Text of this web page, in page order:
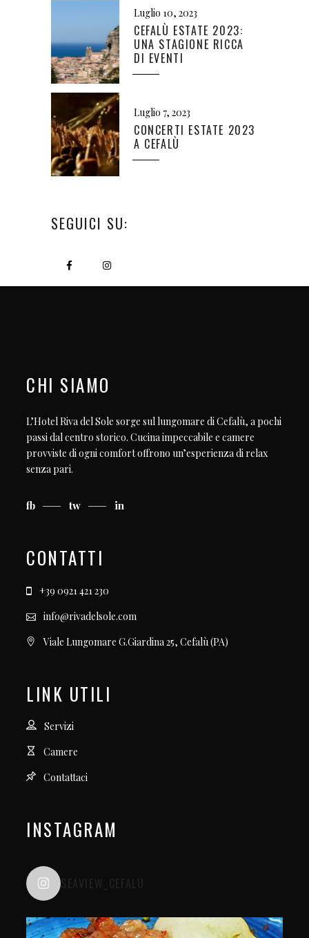
Luglio 10, 2023
CEFALÙ ESTATE 2023:
UNA STAGIONE RICCA
DI EVENTI
Luglio 7, 2023
CONCERTI ESTATE 2023
A CEFALÙ
SEGUICI SU:
CHI SIAMO
L’Hotel Riva del Sole sorge sul lungomare di Cefalù, a pochi
passi dal centro storico. Cucina impeccabile e camere
provviste di ogni comfort offrono un’esperienza di relax
senza pari.
fb tw in
CONTATTI
+39 0921 421 230
info@rivadelsole.com
Viale Lungomare G.Giardina 25, Cefalù (PA)
LINK UTILI
Servizi
Camere
Contattaci
INSTAGRAM